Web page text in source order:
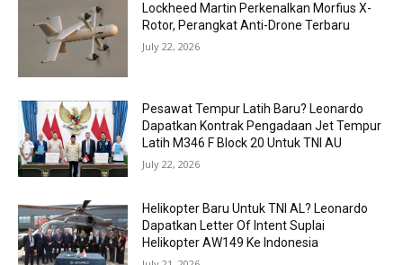
Lockheed Martin Perkenalkan Morfius X-
Rotor, Perangkat Anti-Drone Terbaru
July 22, 2026
Pesawat Tempur Latih Baru? Leonardo
Dapatkan Kontrak Pengadaan Jet Tempur
Latih M346 F Block 20 Untuk TNI AU
July 22, 2026
Helikopter Baru Untuk TNI AL? Leonardo
Dapatkan Letter Of Intent Suplai
Helikopter AW149 Ke Indonesia